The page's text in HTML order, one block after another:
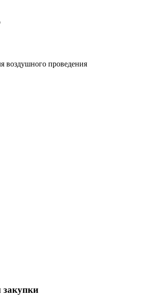
воздушного проведения
закупки